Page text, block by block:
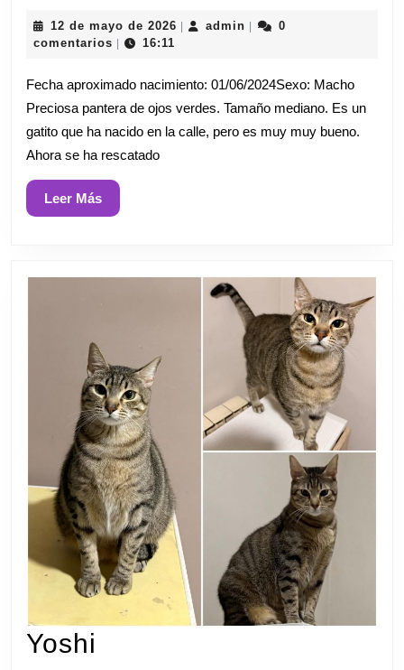
12 de mayo de 2026 12
2026
| admin admin
|
0
comentarios | 16:11
Fecha aproximado nacimiento: 01/06/2024Sexo: Macho
Preciosa pantera de ojos verdes. Tamaño mediano. Es un
gatito que ha nacido en la calle, pero es muy muy bueno.
Ahora se ha rescatado
Leer MásLeer
Más
Yoshi